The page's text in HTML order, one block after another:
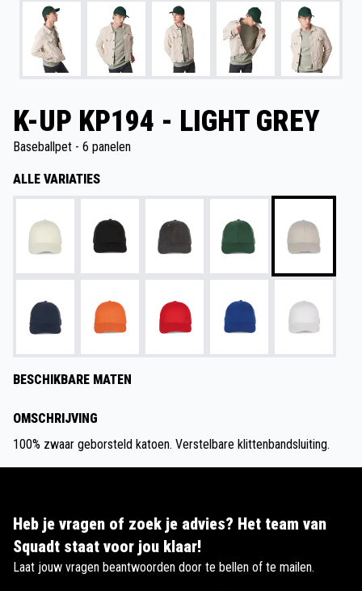
K-UP KP194 - LIGHT GREY
Baseballpet - 6 panelen
ALLE VARIATIES
BESCHIKBARE MATEN
OMSCHRIJVING
100% zwaar geborsteld katoen. Verstelbare klittenbandsluiting.
Heb je vragen of zoek je advies? Het team van
Squadt staat voor jou klaar!
Laat jouw vragen beantwoorden door te bellen of te mailen.